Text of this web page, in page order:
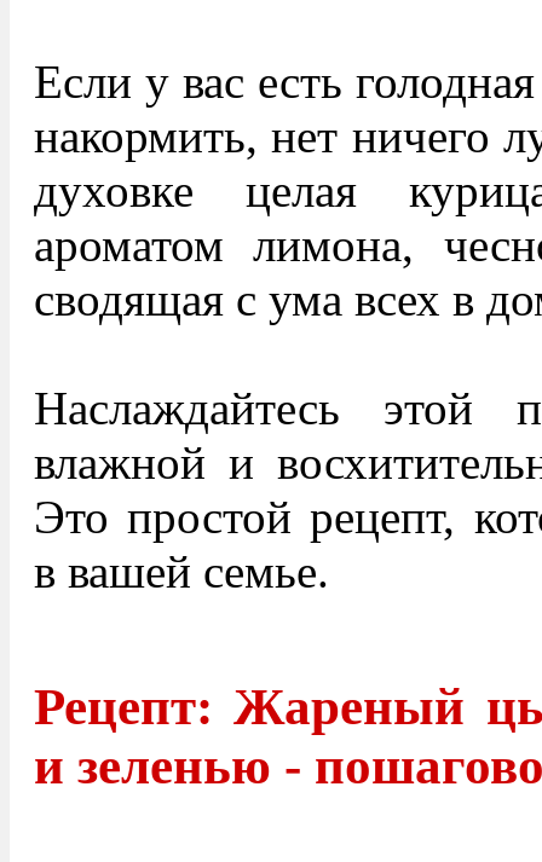
Если у вас есть
накормить, нет ничего
духовке целая
ароматом лимона,
сводящая с ума всех в
Наслаждайтесь этой
влажной и
Это простой рецепт,
в вашей семье.
Рецепт: Жареный
и зеленью -